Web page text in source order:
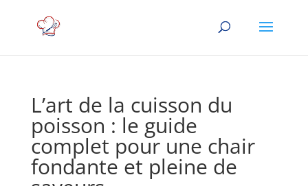
L’art de la cuisson du
poisson : le guide
complet pour une chair
fondante et pleine de